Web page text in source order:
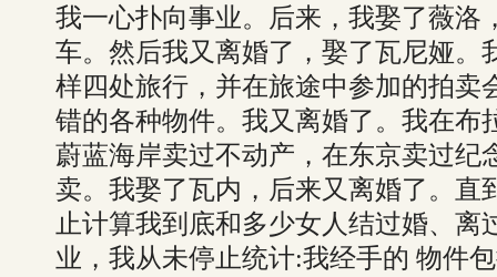
我一心扑向事业。后来，我娶了薇洛
车。然后我又离婚了，娶了瓦尼娅。
样四处旅行，并在旅途中参加的拍卖
错的各种物件。我又离婚了。我在布
蔚蓝海岸卖过不动产，在东京卖过纪
卖。我娶了瓦内，后来又离婚了。直
止计算我到底和多少女人结过婚、离
业，我从未停止统计:我经手的 物件